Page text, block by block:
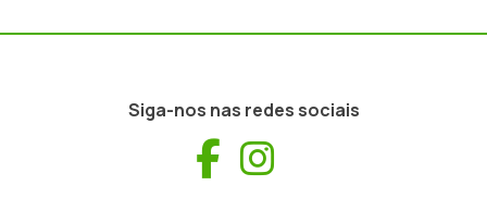
Siga-nos nas redes sociais
Facebook